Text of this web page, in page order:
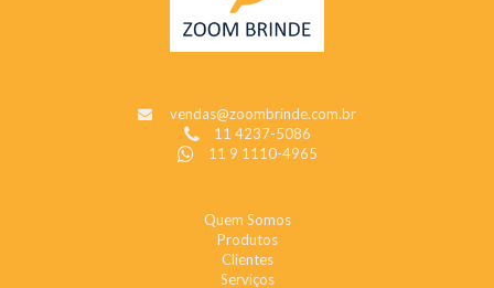
vendas@zoombrinde.com.br
11 4237-5086
11 9 1110-4965
Quem Somos
Produtos
Clientes
Serviços